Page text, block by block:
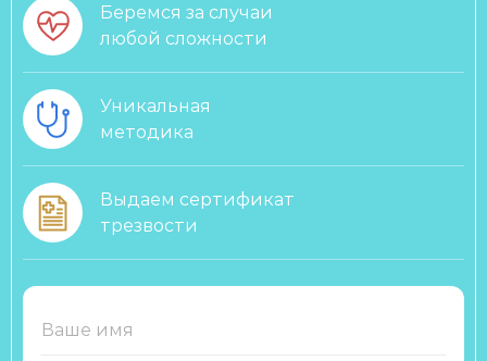
Беремся за случаи
любой сложности
Уникальная
методика
Выдаем сертификат
трезвости